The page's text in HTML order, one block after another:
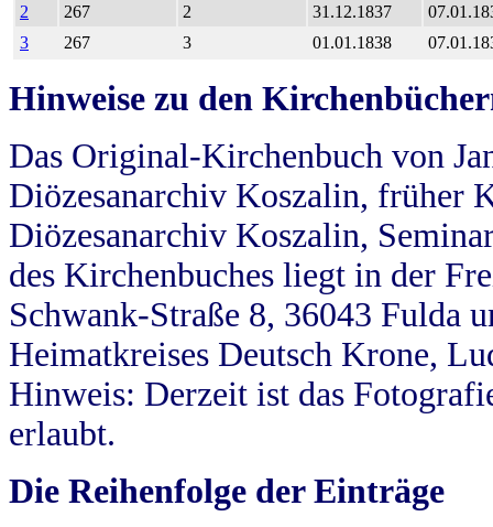
2
267 2 31.12.1837
3
267 3 01.01.1838
Hinweise zu den
Das Original-Kirchenbuch von
Diözesanarchiv Koszalin, früher
Diözesanarchiv Koszalin,
des Kirchenbuches liegt in der
Schwank-Straße 8, 36043 Fulda
Heimatkreises Deutsch Krone,
Hinweis: Derzeit ist das
erlaubt.
Die Reihenfolge der Einträge